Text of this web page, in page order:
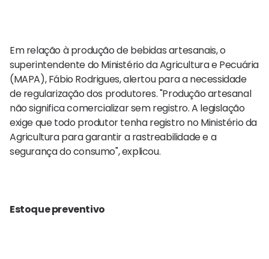
Em relação à produção de bebidas artesanais, o
superintendente do Ministério da Agricultura e Pecuária
(MAPA), Fábio Rodrigues, alertou para a necessidade
de regularização dos produtores. "Produção artesanal
não significa comercializar sem registro. A legislação
exige que todo produtor tenha registro no Ministério da
Agricultura para garantir a rastreabilidade e a
segurança do consumo", explicou.
Estoque preventivo